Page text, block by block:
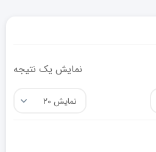
نمایش یک نتیجه